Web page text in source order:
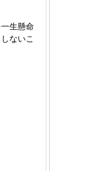
生懸命
ないこ